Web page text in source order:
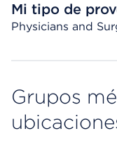
Mi tipo de
Physicians and
Grupos